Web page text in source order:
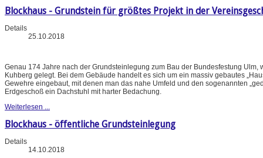
Blockhaus - Grundstein für größtes Projekt in der
Details
25.10.2018
Genau 174 Jahre nach der Grundsteinlegung zum Bau der Bundesfestung
Kuhberg gelegt. Bei dem Gebäude handelt es sich um ein massiv gebautes
Gewehre eingebaut, mit denen man das nahe Umfeld und den sogenannten
Erdgeschoß ein Dachstuhl mit harter Bedachung.
Weiterlesen ...
Blockhaus - öffentliche Grundsteinlegung
Details
14.10.2018